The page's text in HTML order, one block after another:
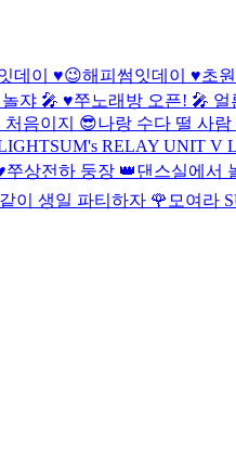
데이 ♥️😉해피썸잇데이 ♥️초
쟈 🎤 ♥️쭈노래방 오픈! 🎤 얼
처음이지 😎나랑 수다 떨 사람
RELAY UNIT V
쭈상전하 둥장 👑댄스실에서
이 생일 파티하자 🌹 모여라